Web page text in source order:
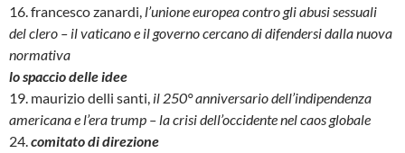
16. francesco zanardi, l’unione europea contro gli abusi sessuali
del clero – il vaticano e il governo cercano di difendersi dalla nuova
normativa
lo spaccio delle idee
19. maurizio delli santi, il 250° anniversario dell’indipendenza
americana e l’era trump – la crisi dell’occidente nel caos globale
24.comitato di direzione